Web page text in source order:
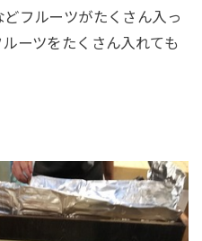
フルーツがたくさん入っ
ーツをたくさん入れても